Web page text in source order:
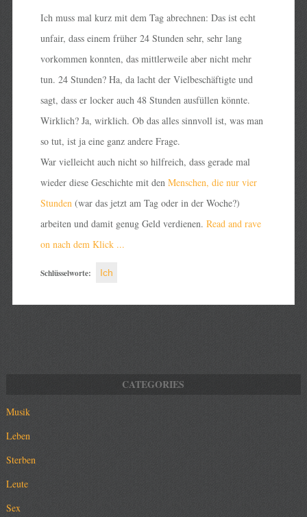
Ich muss mal kurz mit dem Tag abrechnen: Das ist echt
unfair, dass einem früher 24 Stunden sehr, sehr lang
vorkommen konnten, das mittlerweile aber nicht mehr
tun. 24 Stunden? Ha, da lacht der Vielbeschäftigte und
sagt, dass er locker auch 48 Stunden ausfüllen könnte.
Wirklich? Ja, wirklich. Ob das alles sinnvoll ist, was man
so tut, ist ja eine ganz andere Frage.
War vielleicht auch nicht so hilfreich, dass gerade mal
wieder diese Geschichte mit den Menschen, die nur vier
Stunden (war das jetzt am Tag oder in der Woche?)
arbeiten und damit genug Geld verdienen. Read and rave
on nach dem Klick ...
Schlüsselworte: Ich
Musik
Leben
Sterben
Leute
Sex